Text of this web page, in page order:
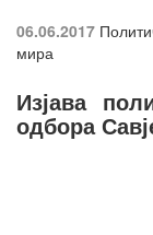
06.06.2017
мира
Изјава
одбора